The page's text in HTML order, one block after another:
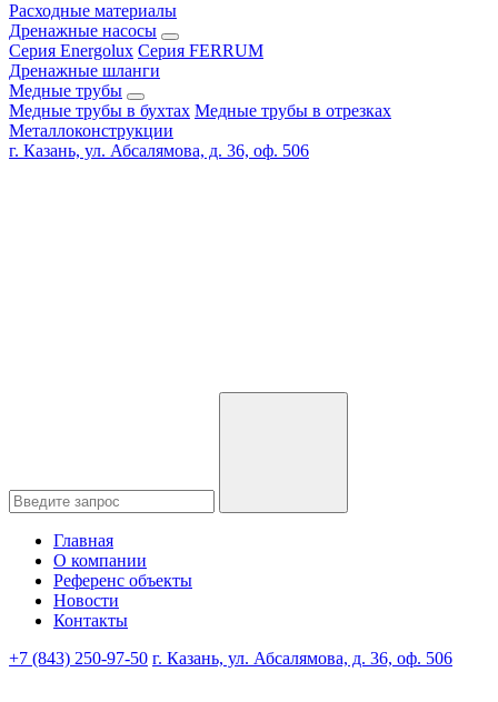
Расходные материалы
Дренажные насосы
Серия Energolux Серия FERRUM
Дренажные шланги
Медные трубы
Медные трубы в бухтах Медные трубы в отрезках
Металлоконструкции
г. Казань, ул. Абсалямова, д. 36, оф. 506
Главная
О компании
Референс объекты
Новости
Контакты
+7 (843) 250-97-50 г. Казань, ул. Абсалямова, д. 36, оф. 506